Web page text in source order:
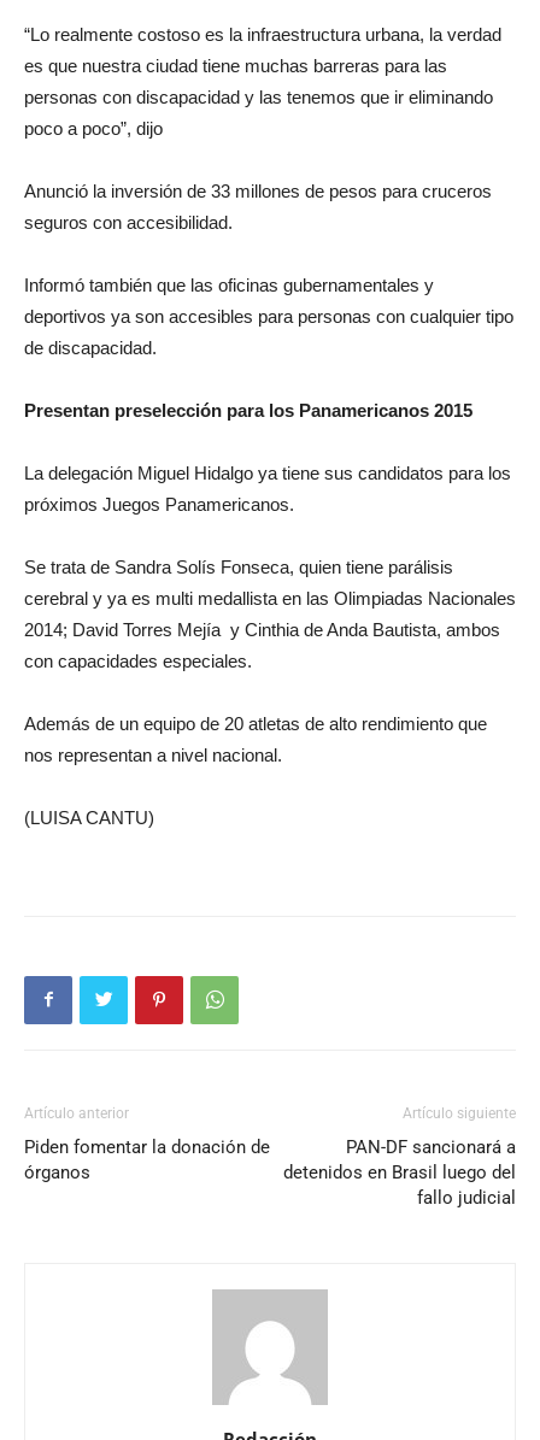
“Lo realmente costoso es la infraestructura urbana, la verdad
es que nuestra ciudad tiene muchas barreras para las
personas con discapacidad y las tenemos que ir eliminando
poco a poco”, dijo
Anunció la inversión de 33 millones de pesos para cruceros
seguros con accesibilidad.
Informó también que las oficinas gubernamentales y
deportivos ya son accesibles para personas con cualquier tipo
de discapacidad.
Presentan preselección para los Panamericanos 2015
La delegación Miguel Hidalgo ya tiene sus candidatos para los
próximos Juegos Panamericanos.
Se trata de Sandra Solís Fonseca, quien tiene parálisis
cerebral y ya es multi medallista en las Olimpiadas Nacionales
2014; David Torres Mejía y Cinthia de Anda Bautista, ambos
con capacidades especiales.
Además de un equipo de 20 atletas de alto rendimiento que
nos representan a nivel nacional.
(LUISA CANTU)
Artículo anterior
Piden fomentar la donación de
órganos
Artículo siguiente
PAN-DF sancionará a
detenidos en Brasil luego del
fallo judicial